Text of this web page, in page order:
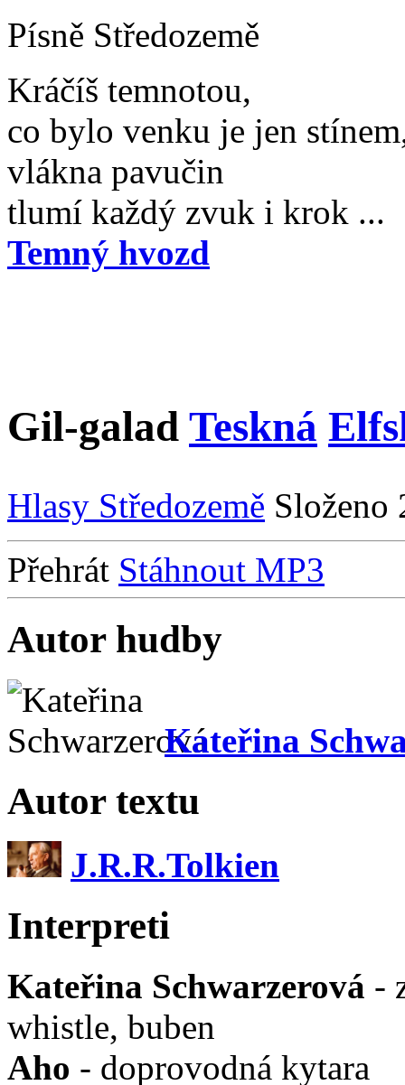
Písně Středozemě
Kráčíš temnotou,
co bylo venku je jen
vlákna pavučin
tlumí každý zvuk i krok ...
Temný hvozd
Gil-galad Teskná
Hlasy Středozemě Složeno
Přehrát Stáhnout MP3
Autor hudby
Kateřina
Autor textu
J.R.R.Tolkien
Interpreti
Kateřina Schwarzerová -
whistle, buben
Aho - doprovodná kytara